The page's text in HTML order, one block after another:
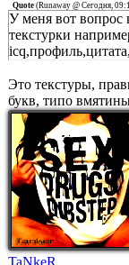
Quote (Runawаy @ Сегодня,
У меня вот вопрос
текстурки
Это текстуры,
букв, типо
TaNkeR